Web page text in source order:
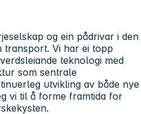
og ein pådrivar i den
transport. Vi har ei topp
teknologi med
som sentrale
utvikling av både nye
vi til å forme framtida for